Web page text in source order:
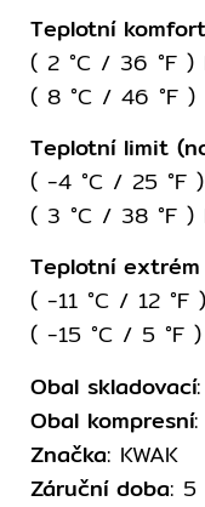
Teplotní
( 2 °C / 36 °F )
( 8 °C / 46 °F )
Teplotní limit
( -4 °C / 25 °F
( 3 °C / 38 °F )
Teplotní
( -11 °C / 12 °F
( -15 °C / 5 °F
Obal skladovací
Obal kompresní
Značka: KWAK
Záruční doba: 5